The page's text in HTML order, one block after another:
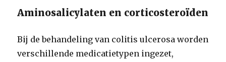
Aminosalicylaten en corticosteroïden
Bij de behandeling van colitis ulcerosa worden
verschillende medicatietypen ingezet,